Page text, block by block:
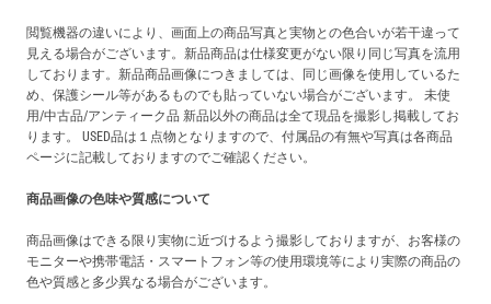
閲覧機器の違いにより、画面上の商品写真と実物との色合いが若干違って
見える場合がございます。新品商品は仕様変更がない限り同じ写真を流用
しております。新品商品画像につきましては、同じ画像を使用しているた
め、保護シール等があるものでも貼っていない場合がございます。 未使
用/中古品/アンティーク品 新品以外の商品は全て現品を撮影し掲載してお
ります。 USED品は１点物となりますので、付属品の有無や写真は各商品
ページに記載しておりますのでご確認ください。
商品画像の色味や質感について
商品画像はできる限り実物に近づけるよう撮影しておりますが、お客様の
モニターや携帯電話・スマートフォン等の使用環境等により実際の商品の
色や質感と多少異なる場合がございます。